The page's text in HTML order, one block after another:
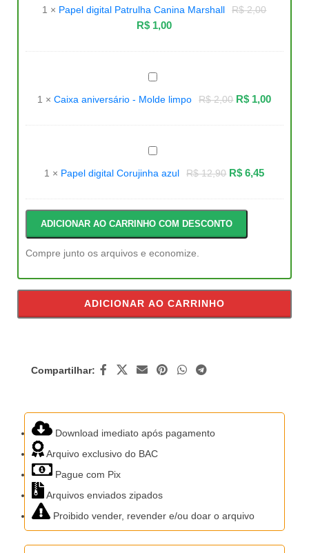
Canina
Marshall
1 × Papel digital Patrulha Canina Marshall R$2,00
R$ 1,00
Caixa
aniversário
Molde
1 ×Caixa aniversário - Molde limpo R$2,00 R$ 1,00
Papel
digital
azul
1 × Papel digital Corujinha azul R$12,90 R$ 6,45
ADICIONAR AO CARRINHO COM DESCONTO
Compre junto os arquivos e economize.
ADICIONAR AO CARRINHO
Compartilhar:
Download imediato após pagamento
Arquivo exclusivo do BAC
Pague com Pix
Arquivos enviados zipados
Proibido vender, revender e/ou doar o arquivo